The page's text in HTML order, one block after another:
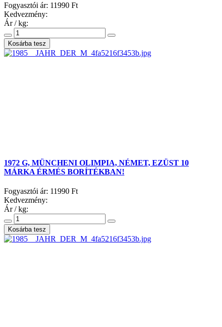
Fogyasztói ár: 11990 Ft
Kedvezmény:
Ár / kg:
1972 G, MÜNCHENI OLIMPIA, NÉMET, EZÜST 10
MÁRKA ÉRMÉS BORÍTÉKBAN!
Fogyasztói ár: 11990 Ft
Kedvezmény:
Ár / kg: